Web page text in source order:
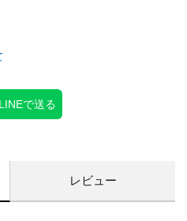
LINEで送る
レビュー